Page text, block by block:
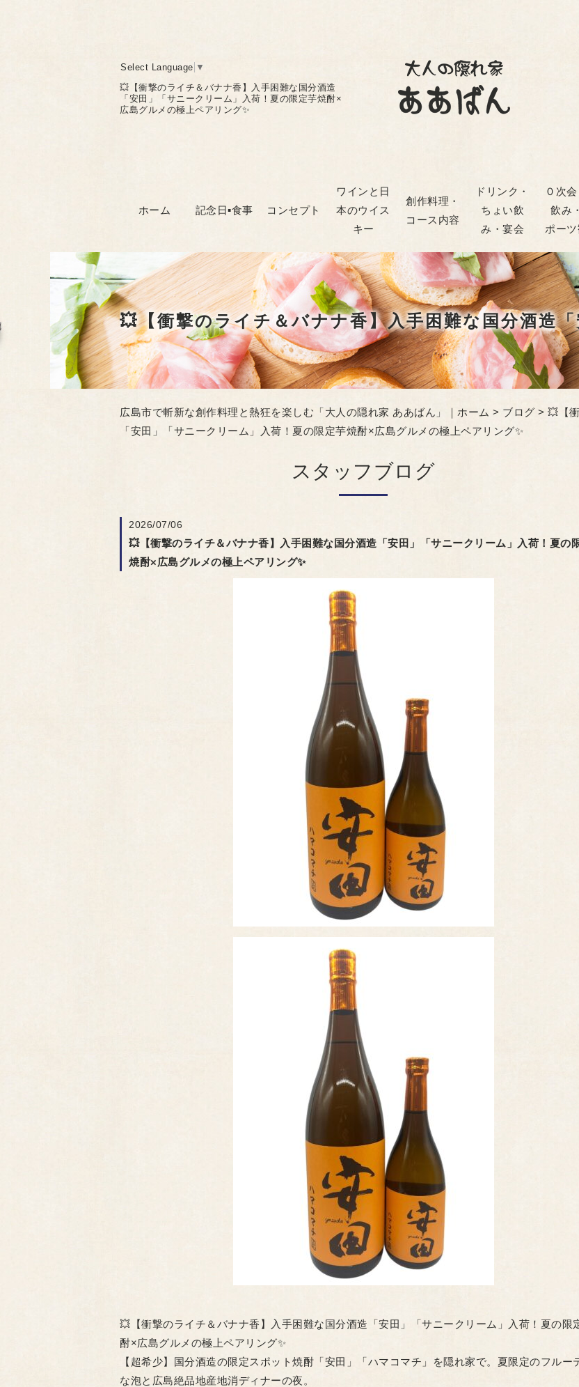
Select Language ▼
💥【衝撃のライチ＆バナナ香】入手困難な国分酒造
「安田」「サニークリーム」入荷！夏の限定芋焼酎×
広島グルメの極上ペアリング✨
ホーム 記念日▪食事 コンセプト
ワインと日
本のウイス
キー
創作料理・
コース内容
ドリンク・
ちょい飲
み・宴会
０次
飲み
ポー
広島市で斬新な創作料理と熱狂を楽しむ「大人の隠れ家 ああばん」｜ホーム > ブログ > 💥【
「安田」「サニークリーム」入荷！夏の限定芋焼酎×広島グルメの極上ペアリング✨
スタッフブログ
2026/07/06
💥【衝撃のライチ＆バナナ香】入手困難な国分酒造「安田」「サニークリーム」入荷！夏の
焼酎×広島グルメの極上ペアリング✨
💥【衝撃のライチ＆バナナ香】入手困難な国分酒造「安田」「サニークリーム」入荷！夏の限
酎×広島グルメの極上ペアリング✨
【超希少】国分酒造の限定スポット焼酎「安田」「ハマコマチ」を隠れ家で。夏限定のフルー
な泡と広島絶品地産地消ディナーの夜。